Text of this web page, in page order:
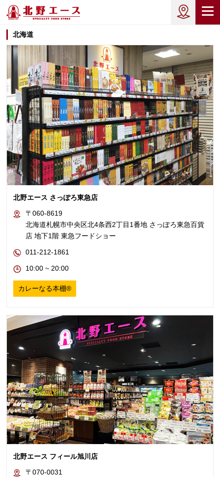
北海道
北野エース さっぽろ東急店
〒060-8619
北海道札幌市中央区北4条西2丁目1番地 さっぽろ東急百貨
店 地下1階 東急フードショー
011-212-1861
10:00 ~ 20:00
カレーなる本棚®
北野エース フィール旭川店
〒070-0031